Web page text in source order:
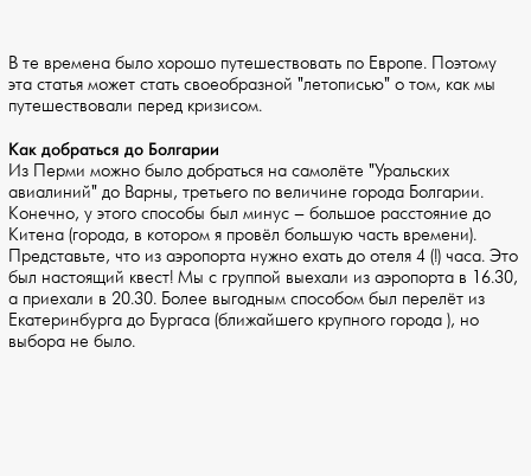
В те времена было хорошо путешествовать по Европе. Поэтому
эта статья может стать своеобразной "летописью" о том, как мы
путешествовали перед кризисом.
Как добраться до Болгарии
Из Перми можно было добраться на самолёте "Уральских
авиалиний" до Варны, третьего по величине города Болгарии.
Конечно, у этого способы был минус – большое расстояние до
Китена (города, в котором я провёл большую часть времени).
Представьте, что из аэропорта нужно ехать до отеля 4 (!) часа. Это
был настоящий квест! Мы с группой выехали из аэропорта в 16.30,
а приехали в 20.30. Более выгодным способом был перелёт из
Екатеринбурга до Бургаса (ближайшего крупного города ), но
выбора не было.